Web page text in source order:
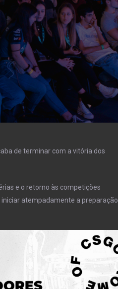
de terminar com a vitória dos
e o retorno às competições
atempadamente a preparação